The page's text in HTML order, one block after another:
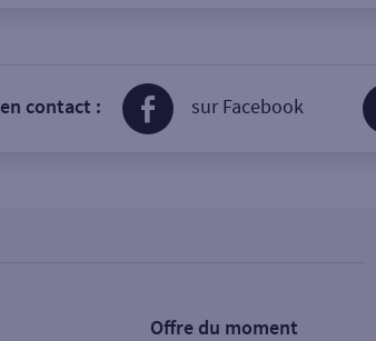
contact : sur Facebook
Offre du moment